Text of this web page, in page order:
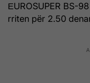
ЕUROSUPER BS-
rriten për 2.50